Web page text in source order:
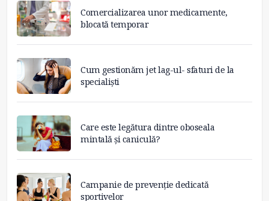
Comercializarea unor medicamente,
blocată temporar
Cum gestionăm jet lag-ul- sfaturi de la
specialiști
Care este legătura dintre oboseala
mintală și caniculă?
Campanie de prevenție dedicată
sportivelor